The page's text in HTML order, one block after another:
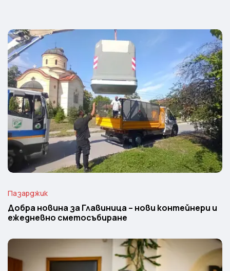
Пазарджик
Добра новина за Главиница – нови контейнери и
ежедневно сметосъбиране